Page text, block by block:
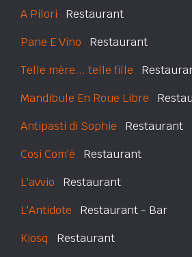
A Pilori Restaurant
Pane E Vino Restaurant
Telle mère... telle fille
Mandibule En Roue Libre
Antipasti di Sophie Restaurant
Cosi Com'è Restaurant
L'avvio Restaurant
L'Antidote Restaurant - Bar
Kiosq Restaurant